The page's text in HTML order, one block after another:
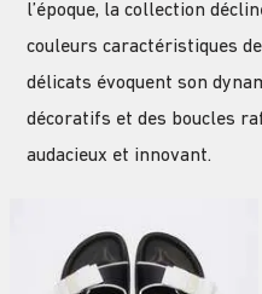
l’époque, la collection
couleurs caractéristiques
délicats évoquent son
décoratifs et des boucles
audacieux et innovant.